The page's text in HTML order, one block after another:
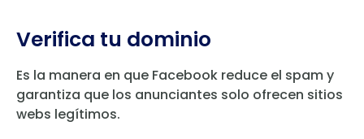
Verifica tu dominio
Es la manera en que Facebook reduce el spam y
garantiza que los anunciantes solo ofrecen sitios
webs legítimos.